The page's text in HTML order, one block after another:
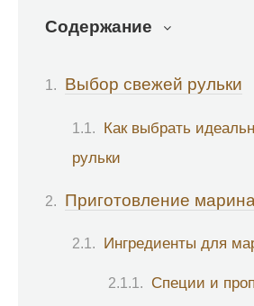
Содержание
Выбор свежей рульки
Как выбрать
рульки
Приготовление
Ингредиенты для
Специи и